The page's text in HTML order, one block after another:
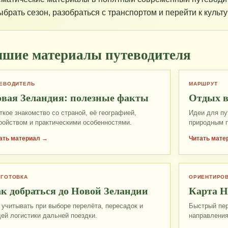
сезон, разобраться с транспортом и перейти к
материалы путеводителя
Зеландия: полезные факты
знакомство со страной, её географией,
и практическими особенностями.
материал →
МАРШРУТ
Отдых
Идеи для
природным
Читать
добраться до Новой Зеландии
при выборе перелёта, пересадок и
логистики дальней поездки.
Карта
Быстрый